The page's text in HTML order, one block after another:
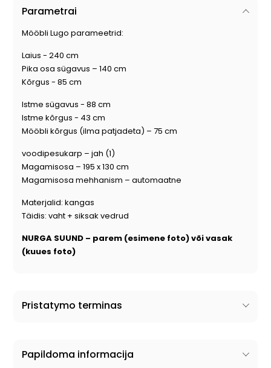
Parametrai
Mööbli Lugo parameetrid:
Laius - 240 cm
Pika osa sügavus – 140 cm
Kõrgus - 85 cm
Istme sügavus - 88 cm
Istme kõrgus - 43 cm
Mööbli kõrgus (ilma patjadeta) – 75 cm
voodipesukarp – jah (1)
Magamisosa – 195 x 130 cm
Magamisosa mehhanism – automaatne
Materjalid: kangas
Täidis: vaht + siksak vedrud
NURGA SUUND – parem (esimene foto) või vasak
(kuues foto)
Pristatymo terminas
Papildoma informacija